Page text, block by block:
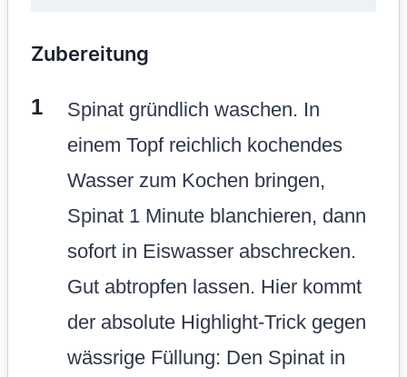
Zubereitung
Spinat gründlich waschen. In
einem Topf reichlich kochendes
Wasser zum Kochen bringen,
Spinat 1 Minute blanchieren, dann
sofort in Eiswasser abschrecken.
Gut abtropfen lassen. Hier kommt
der absolute Highlight-Trick gegen
wässrige Füllung: Den Spinat in